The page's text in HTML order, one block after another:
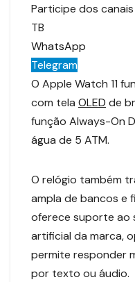
Participe dos
TB
WhatsApp
Telegram
O Apple Watch 11
com tela OLED de
função Always-On
água de 5 ATM.
O relógio também
ampla de bancos e
oferece suporte ao
artificial da marca,
permite responder
por texto ou áudio.